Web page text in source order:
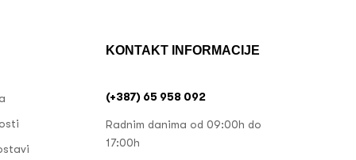
KONTAKT INFORMACIJE
(+387) 65 958 092
Radnim danima od 09:00h do
17:00h